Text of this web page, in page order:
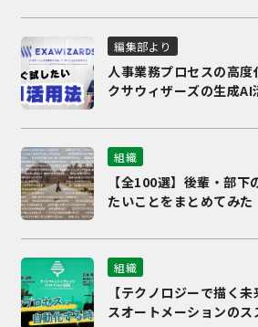
編集部より
人事業務プロセスの高
クサウィザーズの生成AI
組織
【全100選】後輩・部
たいことをまとめてみた
組織
【テクノロジーで描く
スオートメーションのス